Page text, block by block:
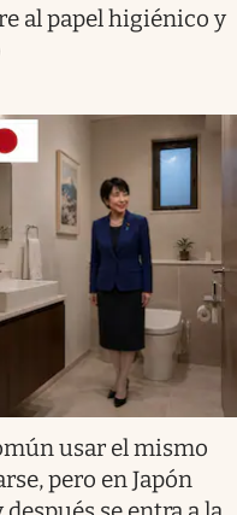
al papel higiénico y
usar el mismo
pero en Japón